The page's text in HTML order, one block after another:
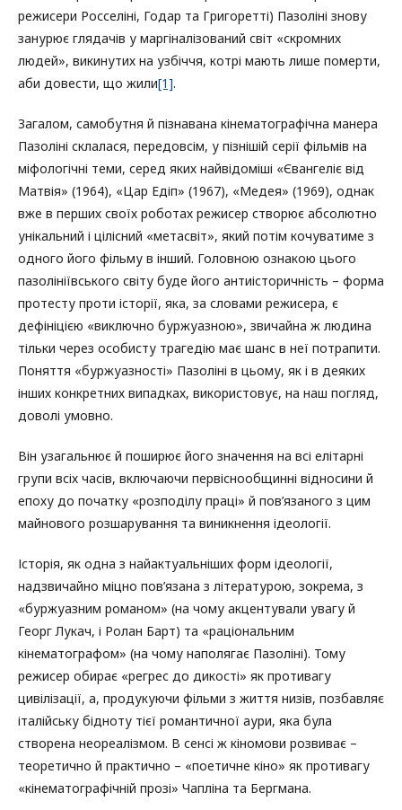
режисери Росселіні, Годар та Григоретті) Пазоліні знову
занурює глядачів у маргіналізований світ «скромних
людей», викинутих на узбіччя, котрі мають лише померти,
аби довести, що жили[1].
Загалом, самобутня й пізнавана кінематографічна манера
Пазоліні склалася, передовсім, у пізнішій серії фільмів на
міфологічні теми, серед яких найвідоміші «Євангеліє від
Матвія» (1964), «Цар Едіп» (1967), «Медея» (1969), однак
вже в перших своїх роботах режисер створює абсолютно
унікальний і цілісний «метасвіт», який потім кочуватиме з
одного його фільму в інший. Головною ознакою цього
пазолініївського світу буде його антиісторичність – форма
протесту проти історії, яка, за словами режисера, є
дефініцією «виключно буржуазною», звичайна ж людина
тільки через особисту трагедію має шанс в неї потрапити.
Поняття «буржуазності» Пазоліні в цьому, як і в деяких
інших конкретних випадках, використовує, на наш погляд,
доволі умовно.
Він узагальнює й поширює його значення на всі елітарні
групи всіх часів, включаючи первіснообщинні відносини й
епоху до початку «розподілу праці» й пов’язаного з цим
майнового розшарування та виникнення ідеології.
Історія, як одна з найактуальніших форм ідеології,
надзвичайно міцно пов’язана з літературою, зокрема, з
«буржуазним романом» (на чому акцентували увагу й
Георг Лукач, і Ролан Барт) та «раціональним
кінематографом» (на чому наполягає Пазоліні). Тому
режисер обирає «регрес до дикості» як противагу
цивілізації, а, продукуючи фільми з життя низів, позбавляє
італійську бідноту тієї романтичної аури, яка була
створена неореалізмом. В сенсі ж кіномови розвиває –
теоретично й практично – «поетичне кіно» як противагу
«кінематографічній прозі» Чапліна та Бергмана.